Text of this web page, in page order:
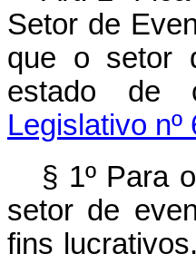
Setor de
que o setor
estado de
Legislativo
§ 1º Para
setor de
fins